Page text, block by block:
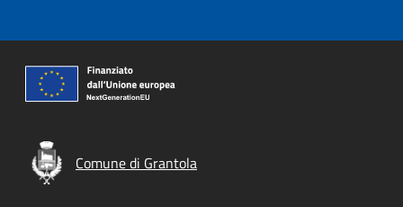
Comune di Grantola